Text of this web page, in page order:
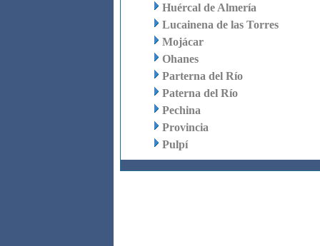
Huércal de Almería
Lucainena de las Torres
Mojácar
Ohanes
Parterna del Río
Paterna del Río
Pechina
Provincia
Pulpí